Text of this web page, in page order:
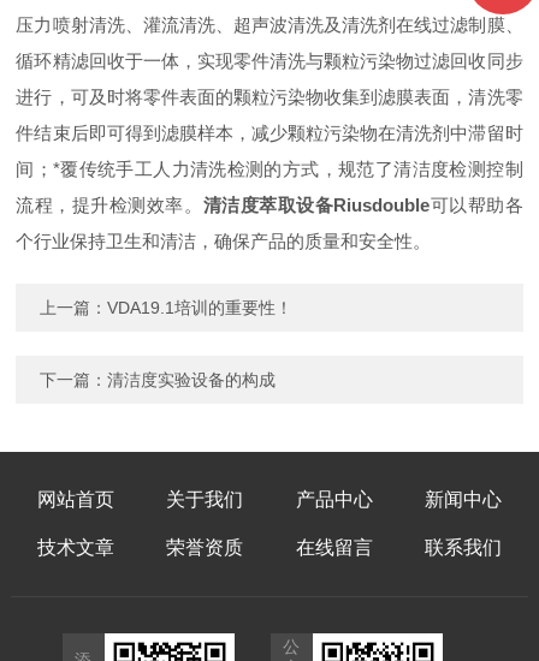
压力喷射清洗、灌流清洗、超声波清洗及清洗剂在线过滤制膜、
循环精滤回收于一体，实现零件清洗与颗粒污染物过滤回收同步
进行，可及时将零件表面的颗粒污染物收集到滤膜表面，清洗零
件结束后即可得到滤膜样本，减少颗粒污染物在清洗剂中滞留时
间；*覆传统手工人力清洗检测的方式，规范了清洁度检测控制
流程，提升检测效率。 清洁度萃取设备Riusdouble可以帮助各
个行业保持卫生和清洁，确保产品的质量和安全性。
上一篇：VDA19.1培训的重要性！
下一篇：清洁度实验设备的构成
网站首页 关于我们 产品中心 新闻中心
技术文章 荣誉资质 在线留言 联系我们
公